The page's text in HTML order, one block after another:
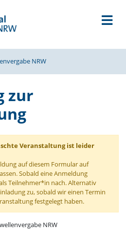
NRW
zur
Veranstaltung ist leider
auf diesem Formular auf
Sobald eine Anmeldung
Teilnehmer*in nach. Alternativ
zu, sobald wir einen Termin
festgelegt haben.
NRW